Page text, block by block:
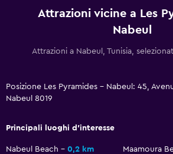
Attrazioni vicine a Les
Nabeul
Attrazioni a Nabeul, Tunisia,
Posizione Les Pyramides - Nabeul: 45,
Nabeul 8019
Principali luoghi d'interesse
Nabeul Beach 0,2 km Maamoura